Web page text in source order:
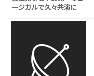
ージカルで久々共演に